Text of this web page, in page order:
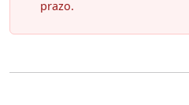
prazo.